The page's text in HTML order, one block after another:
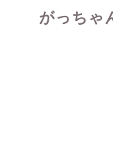
がっちゃ